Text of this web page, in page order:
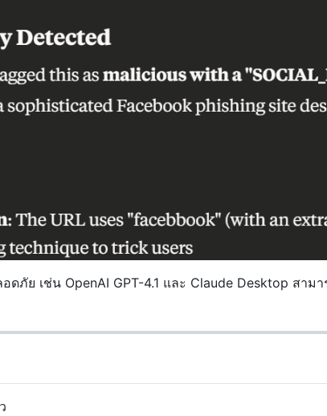
ดภัย เช่น OpenAI GPT-4.1 และ Claude Desktop สา